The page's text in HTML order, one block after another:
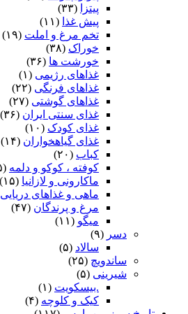
پیتزا
(۳۳)
پیش غذا (۱۱)
تخم مرغ و املت (۱۹)
خوراک (۳۸)
خورشت ها (۳۶)
غذاهای رژیمی (۱)
غذاهای فرنگی (۲۲)
غذاهای گوشتی (۲۷)
غذای سنتی ایران (۳۶)
غذای کودک (۱۰)
غذای گیاهخواران (۱۴)
کباب (۲۰)
کوفته ، کوکو و دلمه (۴۵)
ماکارونی و لازانیا (۱۵)
ماهی و غذاهای دریایی
مرغ و پرندگان (۴۷)
میگو (۱۱)
دسر (۹)
سالاد (۵)
ساندویچ (۲۵)
شیرینی (۵)
.بیسکویت (۱)
کیک و کلوچه (۴)